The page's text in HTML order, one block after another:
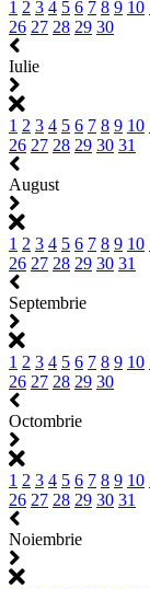
1 2 3 4 5 6 7 8 9 10
26 27 28 29 30
Iulie
1 2 3 4 5 6 7 8 9 10
26 27 28 29 30 31
August
1 2 3 4 5 6 7 8 9 10
26 27 28 29 30 31
Septembrie
1 2 3 4 5 6 7 8 9 10
26 27 28 29 30
Octombrie
1 2 3 4 5 6 7 8 9 10
26 27 28 29 30 31
Noiembrie